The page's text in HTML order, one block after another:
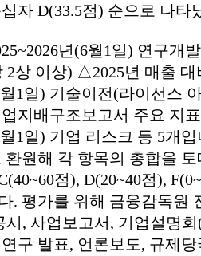
자 D(33.5점) 순으로 나
년(6월1일) 연구개
2상 이상) △2025년 매출
1일) 기술이전(라이선스
지배구조보고서 주요 지
1일) 기업 리스크 등 5개
환원해 각 항목의 총합을 토
점), D(20~40점),
. 평가를 위해 금융감독원
시, 사업보고서, 기업설명
구 발표, 언론보도, 규제당